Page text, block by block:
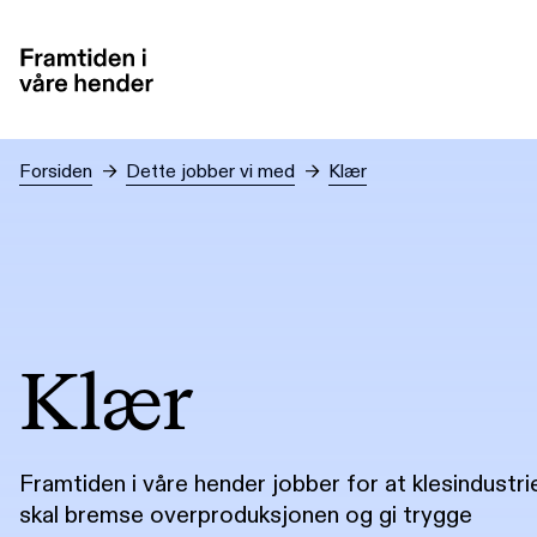
Forsiden → Dette jobber vi med → Klær
Klær
Framtiden i våre hender jobber for at
skal bremse overproduksjonen og gi trygge